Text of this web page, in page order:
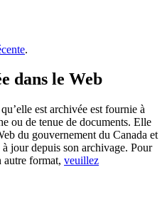
.
dans le Web
est archivée est fournie à
ou de tenue de documents. Elle
du gouvernement du Canada et
jour depuis son archivage. Pour
autre format, veuillez